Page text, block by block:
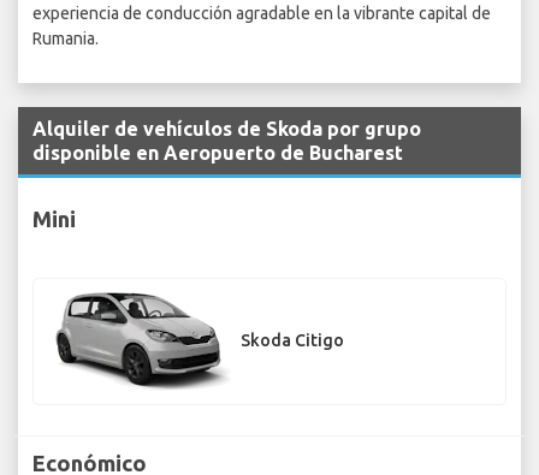
experiencia de conducción agradable en la vibrante capital de
Rumania.
Alquiler de vehículos de Skoda por grupo
disponible en Aeropuerto de Bucharest
Mini
Skoda Citigo
Económico